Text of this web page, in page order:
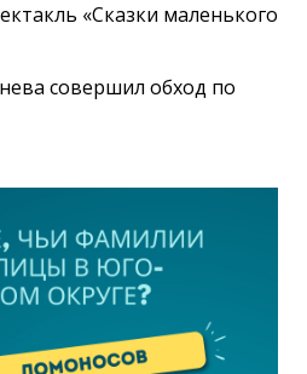
«Сказки маленького
совершил обход по